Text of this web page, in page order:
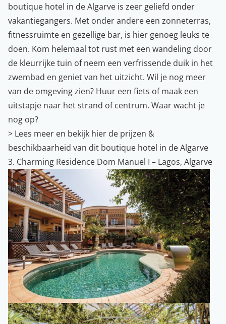
boutique hotel in de Algarve is zeer geliefd onder
vakantiegangers. Met onder andere een zonneterras,
fitnessruimte en gezellige bar, is hier genoeg leuks te
doen. Kom helemaal tot rust met een wandeling door
de kleurrijke tuin of neem een verfrissende duik in het
zwembad en geniet van het uitzicht. Wil je nog meer
van de omgeving zien? Huur een fiets of maak een
uitstapje naar het strand of centrum. Waar wacht je
nog op?
> Lees meer en bekijk hier de prijzen &
beschikbaarheid van dit boutique hotel in de Algarve
3. Charming Residence Dom Manuel I – Lagos, Algarve